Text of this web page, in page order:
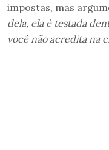
impostas, mas
dela, ela é testada
você não acredita na